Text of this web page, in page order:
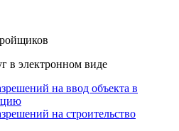
в электронном виде
на ввод объекта в
на строительство